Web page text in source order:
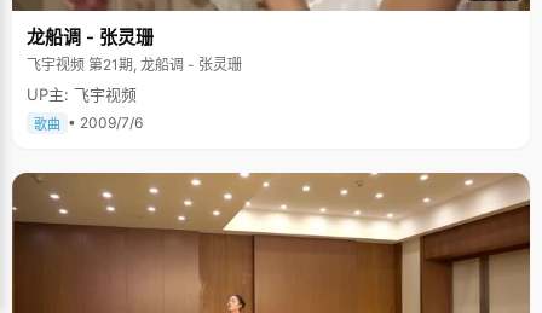
龙船调 - 张灵珊
飞宇视频 第21期, 龙船调 - 张灵珊
UP主: 飞宇视频
歌曲 • 2009/7/6